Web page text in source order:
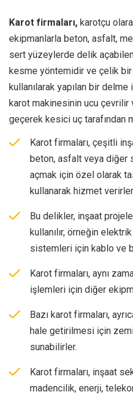
Karot firmaları, karotçu
ekipmanlarla beton, asfalt,
sert yüzeylerde delik
kesme yöntemidir ve çelik
kullanılarak yapılan bir delme
karot makinesinin ucu
geçerek kesici uç tarafından
Karot firmaları, çeşitli
beton, asfalt veya diğer
açmak için özel olarak
kullanarak hizmet
Bu delikler, inşaat
kullanılır, örneğin
sistemleri için kablo ve
Karot firmaları, aynı
işlemleri için diğer
Bazı karot firmaları,
hale getirilmesi için
sunabilirler.
Karot firmaları, inşaat
madencilik, enerji,